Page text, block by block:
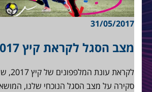
31/05/2017
מצב הסגל לקראת קיץ 2017
לקראת
סקירה על מצב הסגל הנוכחי שלנו,